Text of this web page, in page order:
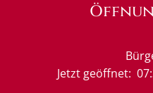
Klicken, um
Jetzt geöffnet: